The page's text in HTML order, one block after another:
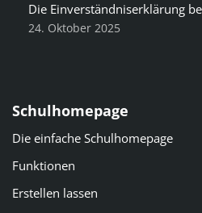
Die Einverständniserklärung
24. Oktober 2025
Schulhomepage
Die einfache Schulhomepage
Funktionen
Erstellen lassen